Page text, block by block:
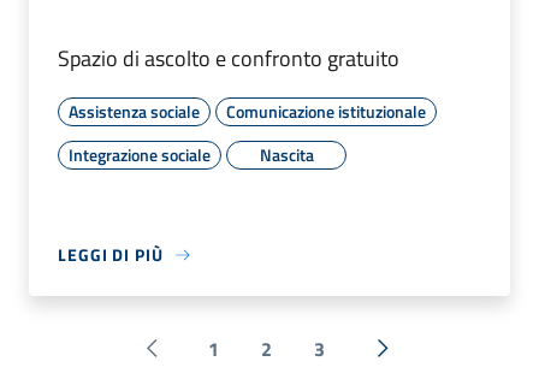
Spazio di ascolto e confronto gratuito
Assistenza sociale
Comunicazione istituzionale
Integrazione sociale
Nascita
LEGGI DI PIÙ
Pagina precedente
1 2 3 Successiva »